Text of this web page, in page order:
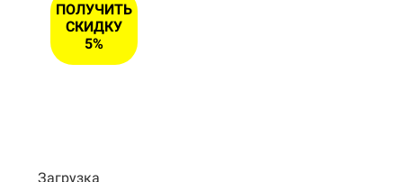
ПОЛУЧИТЬ
СКИДКУ
5%
Загрузка